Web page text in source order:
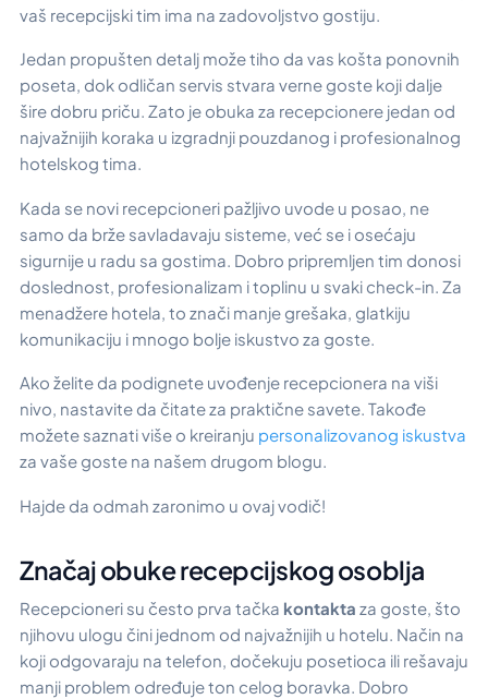
vaš recepcijski tim ima na zadovoljstvo gostiju.
Jedan propušten detalj može tiho da vas košta ponovnih
poseta, dok odličan servis stvara verne goste koji dalje
šire dobru priču. Zato je obuka za recepcionere jedan od
najvažnijih koraka u izgradnji pouzdanog i profesionalnog
hotelskog tima.
Kada se novi recepcioneri pažljivo uvode u posao, ne
samo da brže savladavaju sisteme, već se i osećaju
sigurnije u radu sa gostima. Dobro pripremljen tim donosi
doslednost, profesionalizam i toplinu u svaki check-in. Za
menadžere hotela, to znači manje grešaka, glatkiju
komunikaciju i mnogo bolje iskustvo za goste.
Ako želite da podignete uvođenje recepcionera na viši
nivo, nastavite da čitate za praktične savete. Takođe
možete saznati više o kreiranju personalizovanog iskustva
za vaše goste na našem drugom blogu.
Hajde da odmah zaronimo u ovaj vodič!
Značaj obuke recepcijskog osoblja
Recepcioneri su često prva tačka kontakta za goste, što
njihovu ulogu čini jednom od najvažnijih u hotelu. Način na
koji odgovaraju na telefon, dočekuju posetioca ili rešavaju
manji problem određuje ton celog boravka. Dobro